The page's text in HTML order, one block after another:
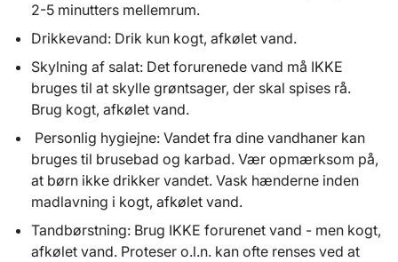
2-5 minutters mellemrum.
Drikkevand: Drik kun kogt, afkølet vand.
Skylning af salat: Det forurenede vand må IKKE
bruges til at skylle grøntsager, der skal spises rå.
Brug kogt, afkølet vand.
Personlig hygiejne: Vandet fra dine vandhaner kan
bruges til brusebad og karbad. Vær opmærksom på,
at børn ikke drikker vandet. Vask hænderne inden
madlavning i kogt, afkølet vand.
Tandbørstning: Brug IKKE forurenet vand - men kogt,
afkølet vand. Proteser o.l.n. kan ofte renses ved at